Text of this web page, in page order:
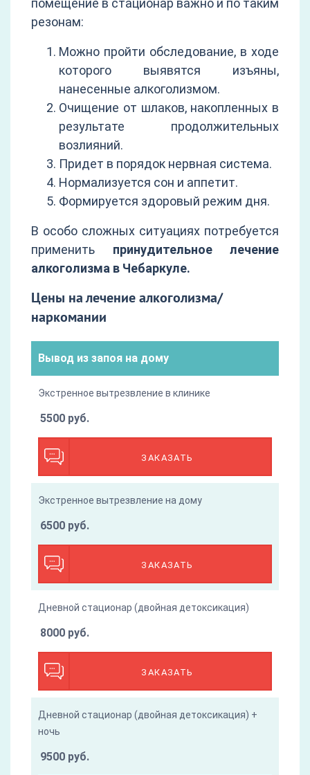
помещение в стационар важно и по таким
резонам:
Можно пройти обследование, в ходе
которого выявятся изъяны,
нанесенные алкоголизмом.
Очищение от шлаков, накопленных в
результате продолжительных
возлияний.
Придет в порядок нервная система.
Нормализуется сон и аппетит.
Формируется здоровый режим дня.
В особо сложных ситуациях потребуется
применить принудительное лечение
алкоголизма в Чебаркуле.
Цены на лечение алкоголизма/
наркомании
Вывод из запоя на дому
Экстренное вытрезвление в клинике
ЗАКАЗАТЬ
5500 руб.
Экстренное вытрезвление на дому
ЗАКАЗАТЬ
6500 руб.
Дневной стационар (двойная детоксикация)
ЗАКАЗАТЬ
8000 руб.
Дневной стационар (двойная детоксикация) +
ночь
9500 руб.